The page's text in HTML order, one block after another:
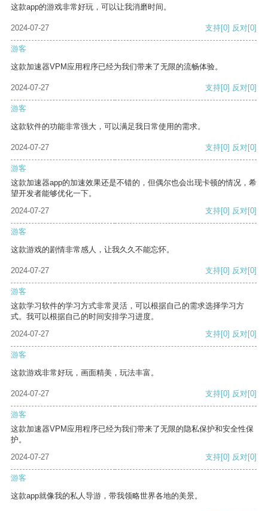
这款app的游戏非常好玩，可以让我消磨时间。
2024-07-27 支持[0] 反对[0]
游客
这款加速器VPM应用程序已经为我们带来了无限的流畅体验。
2024-07-27 支持[0] 反对[0]
游客
这款软件的功能非常强大，可以满足我日常使用的需求。
2024-07-27 支持[0] 反对[0]
游客
这款加速器app的加速效果还是不错的，但偶尔也会出现卡顿的情况，希
望开发者能够优化一下。
2024-07-27
支持[0] 反对[0]
游客
这款游戏的剧情非常感人，让我久久不能忘怀。
2024-07-27 支持[0] 反对[0]
游客
这款学习软件的学习方式非常灵活，可以根据自己的需求选择学习方
式。我可以根据自己的时间安排学习进度。
2024-07-27
支持[0] 反对[0]
游客
这款游戏非常好玩，画面精美，玩法丰富。
2024-07-27 支持[0] 反对[0]
游客
这款加速器VPM应用程序已经为我们带来了无限的隐私保护和安全性保
护。
2024-07-27
支持[0] 反对[0]
游客
这款app就像我的私人导游，带我领略世界各地的美景。